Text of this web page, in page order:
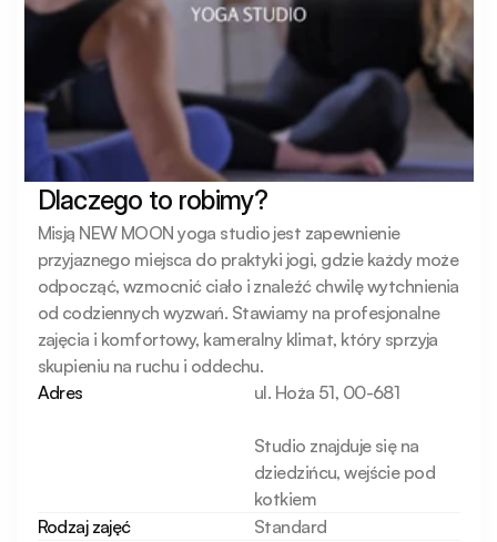
Dlaczego to robimy?
Misją NEW MOON yoga studio jest zapewnienie
przyjaznego miejsca do praktyki jogi, gdzie każdy może
odpocząć, wzmocnić ciało i znaleźć chwilę wytchnienia
od codziennych wyzwań. Stawiamy na profesjonalne
zajęcia i komfortowy, kameralny klimat, który sprzyja
skupieniu na ruchu i oddechu.
Adres
ul. Hoża 51, 00-681
Studio znajduje się na
dziedzińcu, wejście pod
kotkiem
Rodzaj zajęć
Standard